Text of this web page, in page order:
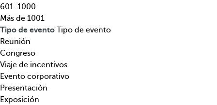
n
o
,
t
e
m
á
t
i
e
f
l
e
c
h
a
h
a
601-1000
Más de 1001
Tipo de evento Tipo de evento
Reunión
Congreso
Viaje de incentivos
Evento corporativo
Presentación
Exposición